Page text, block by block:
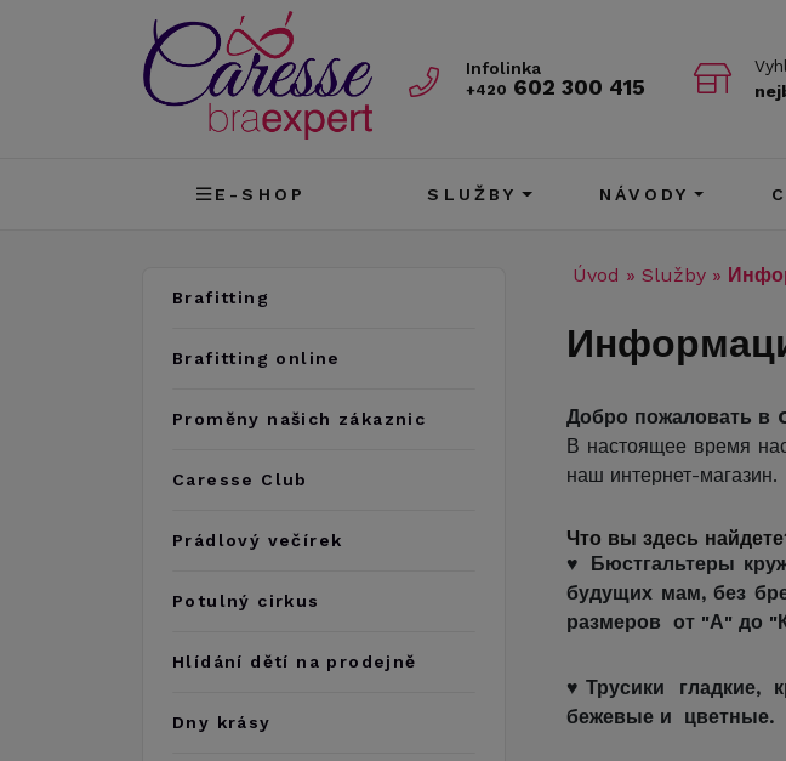
Infolinka
+420 602 300 415
E-SHOP SLUŽBY NÁVODY
Brafitting
Brafitting online
Proměny našich zákaznic
Caresse Club
Prádlový večírek
Potulný cirkus
Hlídání dětí na prodejně
Dny krásy
Úvod » Služby »
Добро пожаловать в
В настоящее время
наш интернет-магазин.
Что вы здесь
♥ Бюстгальтеры
будущих мам, без
размеров от "А" до
♥Трусики гладкие,
бежевые и цветные.